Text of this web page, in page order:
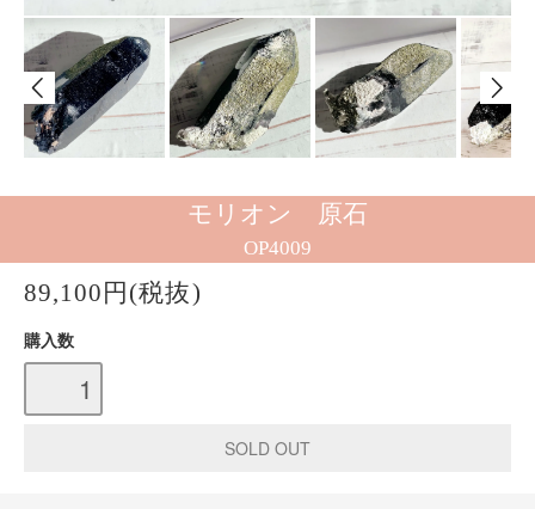
モリオン 原石
OP4009
89,100円(税抜)
購入数